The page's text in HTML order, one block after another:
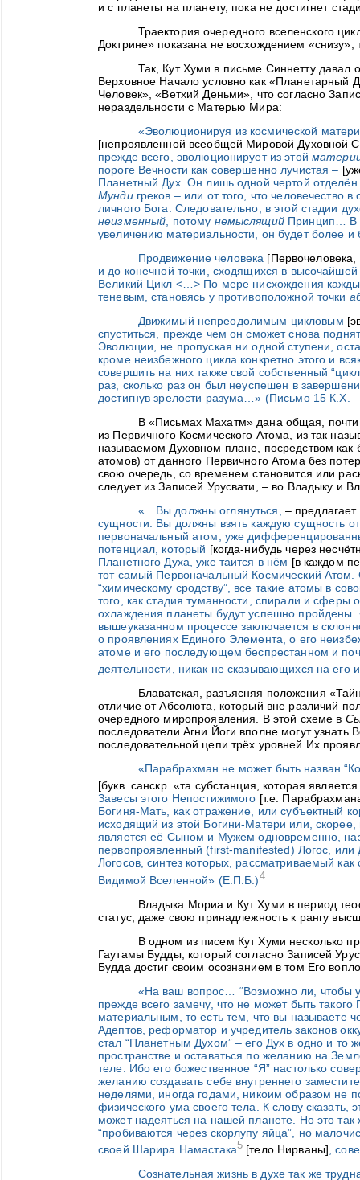
и с планеты на планету, пока не достигнет
Траектория очередного вселенского
Доктрине» показана не восхождением
Так, Кут Хуми в письме Синнетту
Верховное Начало условно как «Планетарный
Человек», «Ветхий Деньми», что согласно
нераздельности с Матерью Мира:
«Эволюционируя из космической
[непроявленной всеобщей Мировой Духовной
прежде всего, эволюционирует из этой
пороге Вечности как совершенно лучистая –
Планетный Дух. Он лишь одной чертой
Мундигреков – или от того, что человечество
личного Бога. Следовательно, в этой стадии
неизменный , потому немыслящийПринцип… В
увеличению материальности, он будет более
Продвижение человека
и до конечной точки, сходящихся в
Великий Цикл <…> По мере нисхождения
теневым, становясь у противоположной точки
Движимый непреодолимым цикловым [
спуститься, прежде чем он сможет снова
Эволюции, не пропуская ни одной ступени,
кроме неизбежного цикла конкретно этого и
совершить на них также свой собственный
раз, сколько раз он был неуспешен в
достигнув зрелости разума…» (Письмо 15 К.Х.
В «Письмах Махатм» дана общая, почти
из Первичного Космического Атома, из так
называемом Духовном плане, посредством
атомов) от данного Первичного Атома без
свою очередь, со временем становится или
следует из Записей Урусвати, – во Владыку и
«…Вы должны оглянуться, –
сущности. Вы должны взять каждую сущность
первоначальный атом, уже
потенциал, который [когда-нибудь через
Планетного Духа, уже таится в нём [в каждом
тот самый Первоначальный Космический Атом.
“химическому сродству”, все такие атомы в
того, как стадия туманности, спирали и
охлаждения планеты будут успешно
вышеуказанном процессе заключается в
о проявлениях Единого Элемента, о его
атоме и его последующем беспрестанном и
деятельности, никак не сказывающихся на
Блаватская, разъясняя положения
отличие от Абсолюта, который вне различий
очередного миропроявления. В этой схеме в
последователи Агни Йоги вполне могут
последовательной цепи трёх уровней Их
«Парабрахман не может быть назван
[букв. санскр. «та субстанция, которая
Завесы этого Непостижимого [т.е.
Богиня-Мать, как отражение, или субъектный
исходящий из этой Богини-Матери или,
является её Сыном и Мужем одновременно,
первопроявленный (first-manifested) Логос,
Логосов, синтез которых, рассматриваемый
Видимой Вселенной» (Е.П.Б.)4
Владыка Мориа и Кут Хуми в период
статус, даже свою принадлежность к рангу
В одном из писем Кут Хуми несколько
Гаутамы Будды, который согласно Записей
Будда достиг своим осознанием в том Его
«На ваш вопрос… “Возможно ли, чтобы
прежде всего замечу, что не может быть
материальным, то есть тем, что вы называете
Адептов, реформатор и учредитель законов
стал “Планетным Духом” – его Дух в одно и то
пространстве и оставаться по желанию на
теле. Ибо его божественное “Я” настолько
желанию создавать себе внутреннего
неделями, иногда годами, никоим образом не
физического ума своего тела. К слову
может надеяться на нашей планете. Но это
“пробиваются через скорлупу яйца”, но
своей Шарира Намастака5 [тело Нирваны] ,
Сознательная жизнь в духе так же